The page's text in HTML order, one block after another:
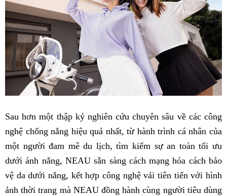
Sau hơn một thập kỷ nghiên cứu chuyên sâu về các công
nghệ chống nắng hiệu quả nhất, từ hành trình cá nhân của
một người đam mê du lịch, tìm kiếm sự an toàn tối ưu
dưới ánh nắng, NEAU sẵn sàng cách mạng hóa cách bảo
vệ da dưới nắng, kết hợp công nghệ vải tiên tiến với hình
ảnh thời trang mà NEAU đồng hành cùng người tiêu dùng